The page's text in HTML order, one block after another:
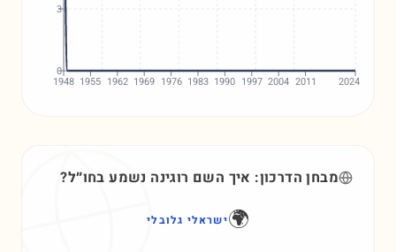
1948 1955 1962 1969 1976 1983 1990 1997 2004 2011 2024
0
3
מבחן הדרכון: איך השם רוגינה נשמע בחו״ל?
🌍ישראלי גלובלי